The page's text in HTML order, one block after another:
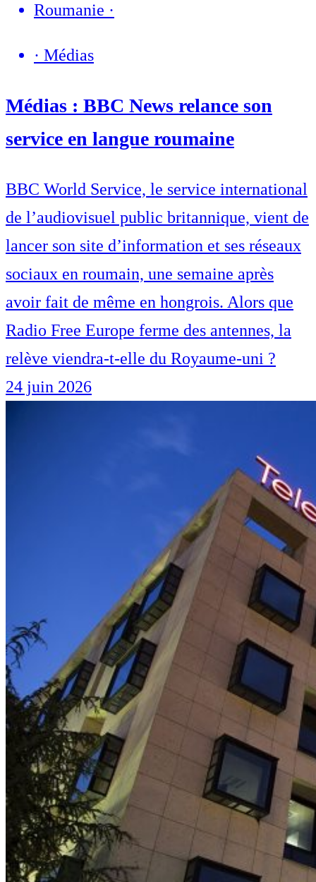
Roumanie ·
· Médias
Médias : BBC News relance son
service en langue roumaine
BBC World Service, le service international
de l’audiovisuel public britannique, vient de
lancer son site d’information et ses réseaux
sociaux en roumain, une semaine après
avoir fait de même en hongrois. Alors que
Radio Free Europe ferme des antennes, la
relève viendra-t-elle du Royaume-uni ?
24 juin 2026